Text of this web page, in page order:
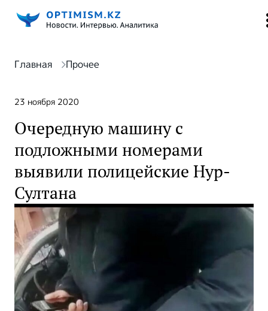
Главная Прочее
23 ноября 2020
Очередную машину с
подложными номерами
выявили полицейские Нур-
Султана